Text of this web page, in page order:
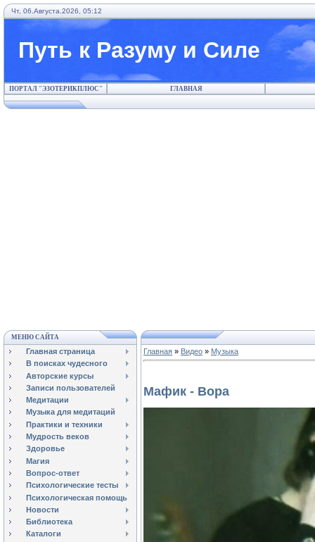
Чт, 06.Августа.2026, 05:12
Путь к Разуму и Силе
ПОРТАЛ "ЭЗОТЕРИКПЛЮС" ГЛАВНАЯ
МЕНЮ САЙТА
Главная страница
В поисках чудесного
Авторские курсы
Записи пользователей
Медитации
Музыка для медитаций
Практики и техники
Мудрость веков
Здоровье
Магия
Вопрос-ответ
Психологические тесты
Психологическая помощь
Новости
Библиотека
Каталоги
Главная » Видео » Музыка
Мафик - Вора